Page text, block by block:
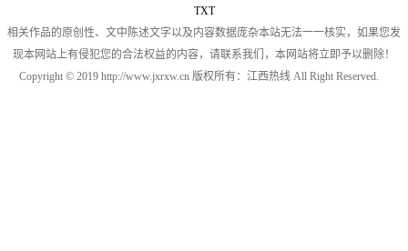
TXT
相关作品的原创性、文中陈述文字以及内容数据庞杂本站无法一一核实，如果您发
现本网站上有侵犯您的合法权益的内容，请联系我们，本网站将立即予以删除！
Copyright © 2019 http://www.jxrxw.cn 版权所有：江西热线 All Right Reserved.